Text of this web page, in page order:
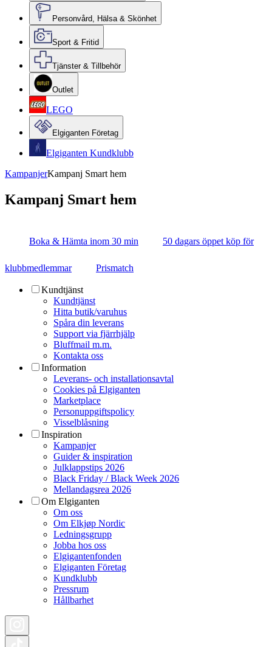
Personvård, Hälsa & Skönhet
Sport & Fritid
Tjänster & Tillbehör
Outlet
LEGO
Elgiganten Företag
Elgiganten Kundklubb
KampanjerKampanj Smart hem
Kampanj Smart hem
Boka & Hämta inom 30 min 50 dagars öppet köp för
klubbmedlemmar Prismatch
Kundtjänst
Kundtjänst
Hitta butik/varuhus
Spåra din leverans
Support via fjärrhjälp
Bluffmail m.m.
Kontakta oss
Information
Leverans- och installationsavtal
Cookies på Elgiganten
Marketplace
Personuppgiftspolicy
Visselblåsning
Inspiration
Kampanjer
Guider & inspiration
Julklappstips 2026
Black Friday / Black Week 2026
Mellandagsrea 2026
Om Elgiganten
Om oss
Om Elkjøp Nordic
Ledningsgrupp
Jobba hos oss
Elgigantenfonden
Elgiganten Företag
Kundklubb
Pressrum
Hållbarhet